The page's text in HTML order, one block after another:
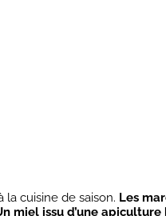
cuisine de saison. Les
miel issu d’une